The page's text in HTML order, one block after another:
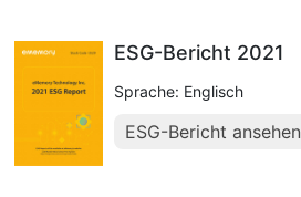
ESG-Bericht 2021
Sprache: Englisch
ESG-Bericht ansehen